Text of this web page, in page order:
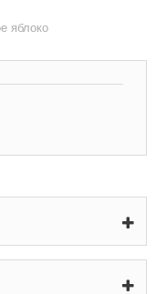
яблоко